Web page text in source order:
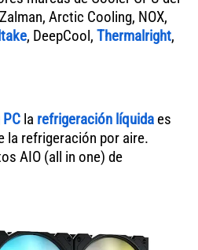
Arctic Cooling, NOX,
, DeepCool, Thermalright,
PC la refrigeración líquida es
la refrigeración por aire.
AIO (all in one) de